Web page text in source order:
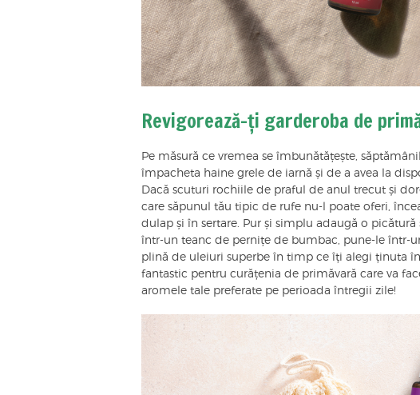
Revigorează-ți garderoba de
Pe măsură ce vremea se îmbunătățește,
împacheta haine grele de iarnă și de a avea la
Dacă scuturi rochiile de praful de anul trecut și
care săpunul tău tipic de rufe nu-l poate oferi,
dulap și în sertare. Pur și simplu adaugă o
într-un teanc de pernițe de bumbac, pune-le într-
plină de uleiuri superbe în timp ce îți alegi ținuta
fantastic pentru curățenia de primăvară care va
aromele tale preferate pe perioada întregii zile!